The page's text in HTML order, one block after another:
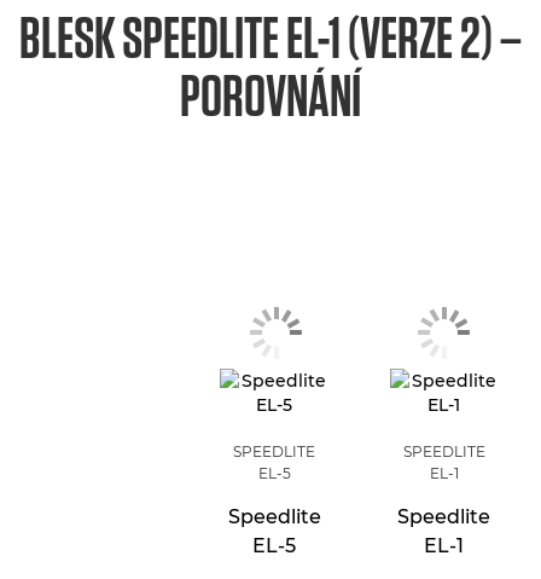
BLESK SPEEDLITE EL-1 (VERZE 2) –
POROVNÁNÍ
SPEEDLITE
EL-5
Speedlite
EL-5
SPEEDLITE
EL-1
Speedlite
EL-1